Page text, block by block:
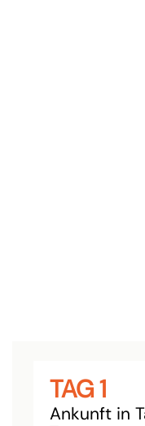
TAG 1
Ankunft in